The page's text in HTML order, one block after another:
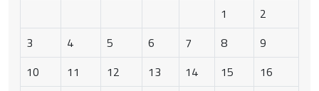
1
2
3
4 5 6 7 8
9
10
11 12 13 14 15
16